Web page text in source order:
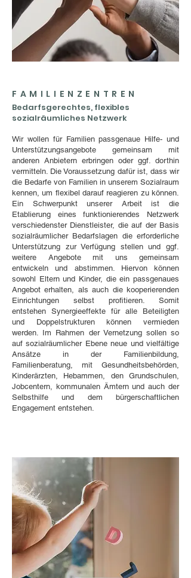
FAMILIENZENTREN
Bedarfsgerechtes, flexibles
sozialräumliches Netzwerk
Wir wollen für Familien passgenaue Hilfe- und
Unterstützungsangebote gemeinsam mit
anderen Anbietern erbringen oder ggf. dorthin
vermitteln. Die Voraussetzung dafür ist, dass wir
die Bedarfe von Familien in unserem Sozialraum
kennen, um flexibel darauf reagieren zu können.
Ein Schwerpunkt unserer Arbeit ist die
Etablierung eines funktionierendes Netzwerk
verschiedenster Dienstleister, die auf der Basis
sozialräumlicher Bedarfslagen die erforderliche
Unterstützung zur Verfügung stellen und ggf.
weitere Angebote mit uns gemeinsam
entwickeln und abstimmen. Hiervon können
sowohl Eltern und Kinder, die ein passgenaues
Angebot erhalten, als auch die kooperierenden
Einrichtungen selbst profitieren. Somit
entstehen Synergieeffekte für alle Beteiligten
und Doppelstrukturen können vermieden
werden. Im Rahmen der Vernetzung sollen so
auf sozialräumlicher Ebene neue und vielfältige
Ansätze in der Familienbildung,
Familienberatung, mit Gesundheitsbehörden,
Kinderärzten, Hebammen, den Grundschulen,
Jobcentern, kommunalen Ämtern und auch der
Selbsthilfe und dem bürgerschaftlichen
Engagement entstehen.